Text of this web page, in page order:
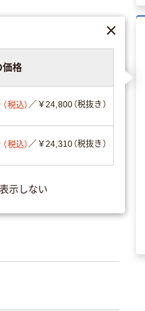
ード：4571594007332
価格
（税込）／￥24,800（税抜き）
（税込）／￥24,310（税抜き）
示しない